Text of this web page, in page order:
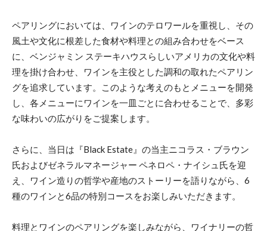
ペアリングにおいては、ワインのテロワールを重視し、その
風土や文化に根差した食材や料理との組み合わせをベース
に、ベンジャミン ステーキハウスらしいアメリカの文化や料
理を掛け合わせ、ワインを主役とした調和の取れたペアリン
グを追求しています。このような考えのもとメニューを開発
し、各メニューにワインを一皿ごとに合わせることで、多彩
な味わいの広がりをご提案します。
さらに、当日は『Black Estate』の当主ニコラス・ブラウン
氏およびゼネラルマネージャー ペネロペ・ナイシュ氏を迎
え、ワイン造りの哲学や産地のストーリーを語りながら、6
種のワインと6品の特別コースをお楽しみいただきます。
料理とワインのペアリングを楽しみながら、ワイナリーの哲